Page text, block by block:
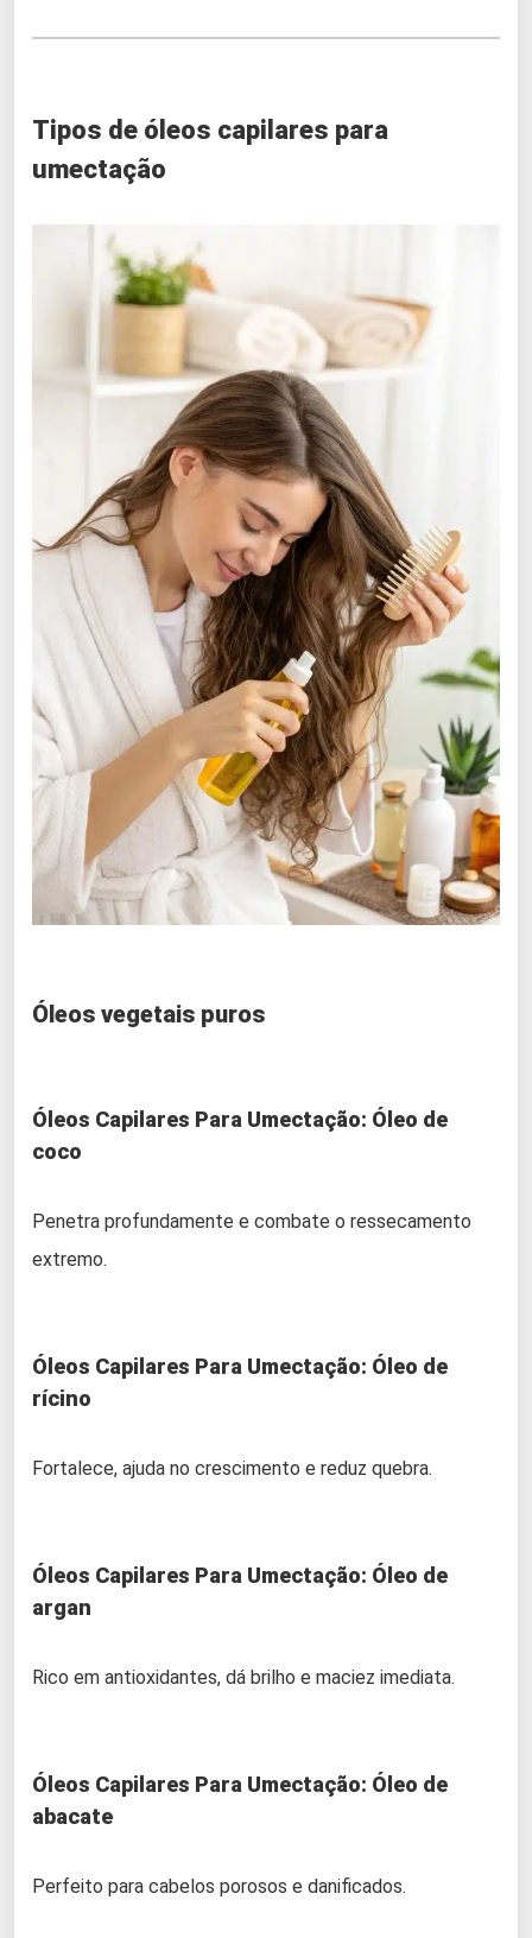
Tipos de óleos capilares para
umectação
Óleos vegetais puros
Óleos Capilares Para Umectação: Óleo de
coco
Penetra profundamente e combate o ressecamento
extremo.
Óleos Capilares Para Umectação: Óleo de
rícino
Fortalece, ajuda no crescimento e reduz quebra.
Óleos Capilares Para Umectação: Óleo de
argan
Rico em antioxidantes, dá brilho e maciez imediata.
Óleos Capilares Para Umectação: Óleo de
abacate
Perfeito para cabelos porosos e danificados.